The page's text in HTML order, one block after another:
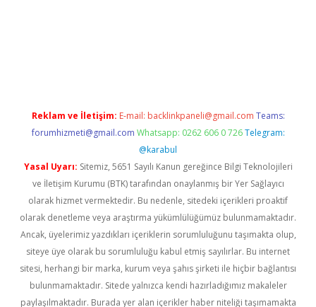
Reklam ve İletişim: E-mail: backlinkpaneli@gmail.com Teams:
forumhizmeti@gmail.com Whatsapp: 0262 606 0 726 Telegram:
@karabul
Yasal Uyarı: Sitemiz, 5651 Sayılı Kanun gereğince Bilgi Teknolojileri
ve İletişim Kurumu (BTK) tarafından onaylanmış bir Yer Sağlayıcı
olarak hizmet vermektedir. Bu nedenle, sitedeki içerikleri proaktif
olarak denetleme veya araştırma yükümlülüğümüz bulunmamaktadır.
Ancak, üyelerimiz yazdıkları içeriklerin sorumluluğunu taşımakta olup,
siteye üye olarak bu sorumluluğu kabul etmiş sayılırlar. Bu internet
sitesi, herhangi bir marka, kurum veya şahıs şirketi ile hiçbir bağlantısı
bulunmamaktadır. Sitede yalnızca kendi hazırladığımız makaleler
paylaşılmaktadır. Burada yer alan içerikler haber niteliği taşımamakta